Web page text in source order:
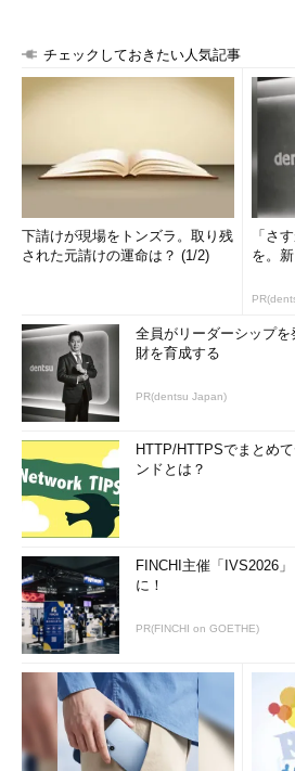
チェックしておきたい人気記事
下請けが現場をトンズラ。取り残
された元請けの運命は？ (1/2)
「さ
を。
全員がリーダーシップ
財を育成する
PR(dentsu Japan)
HTTP/HTTPSでまとめ
ンドとは？
FINCHI主催「IVS2026
に！
PR(FINCHI on GOETHE)